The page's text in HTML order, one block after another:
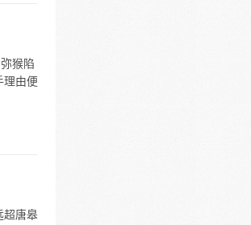
猴陷
理由便
超唐皋